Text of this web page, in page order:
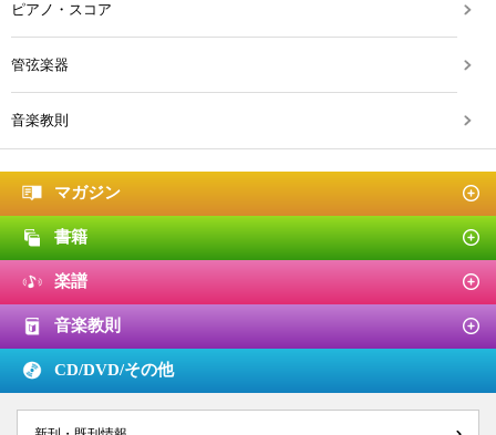
ピアノ・スコア
管弦楽器
音楽教則
マガジン
書籍
楽譜
音楽教則
CD/DVD/その他